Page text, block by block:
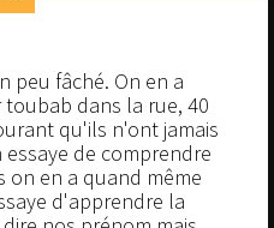
peu fâché. On en a
dans la rue, 40
qu'ils n'ont jamais
de comprendre
on en a quand même
d'apprendre la